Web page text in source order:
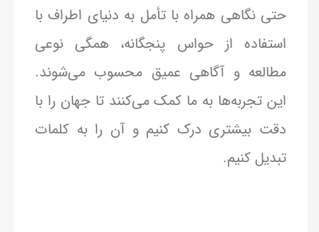
حتی نگاهی همراه با تأمل به دنیای اطراف با
استفاده از حواس پنجگانه، همگی نوعی
مطالعه و آگاهی عمیق محسوب می‌شوند.
این تجربه‌ها به ما کمک می‌کنند تا جهان را با
دقت بیشتری درک کنیم و آن را به کلمات
تبدیل کنیم.